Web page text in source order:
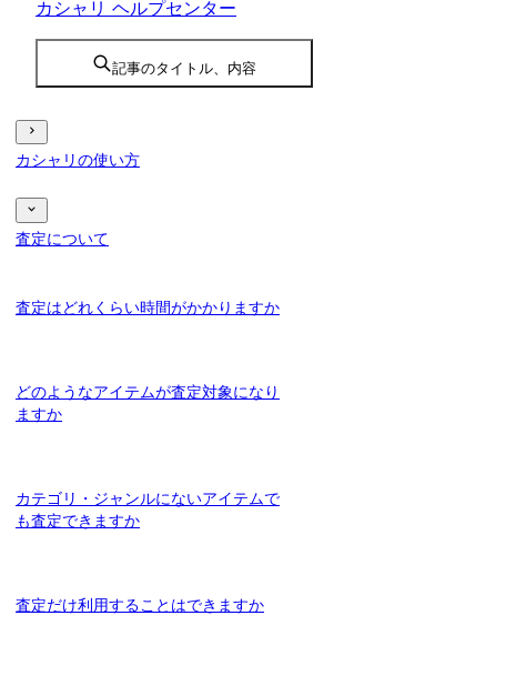
カシャリ ヘルプセンター
記事のタイトル、内容
カシャリの使い方
査定について
査定はどれくらい時間がかかりますか
どのようなアイテムが査定対象になり
ますか
カテゴリ・ジャンルにないアイテムで
も査定できますか
査定だけ利用することはできますか